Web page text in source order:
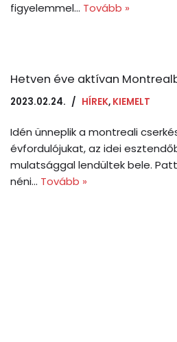
figyelemmel… Tovább »
Hetven éve aktívan
2023.02.24. HÍREK, KIEMELT
Idén ünneplik a montreali
évfordulójukat, az idei
mulatsággal lendültek bele.
néni… Tovább »